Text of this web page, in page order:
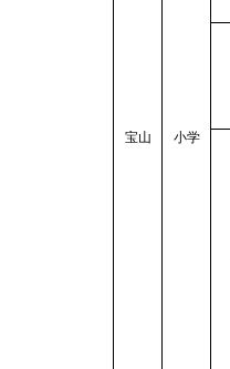
宝山 小学